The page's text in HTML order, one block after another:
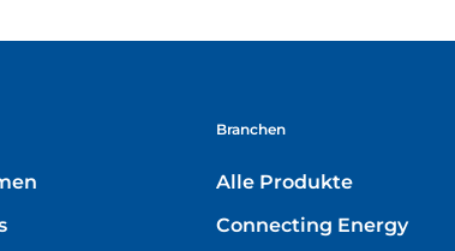
Branchen
Alle Produkte
Connecting Energy